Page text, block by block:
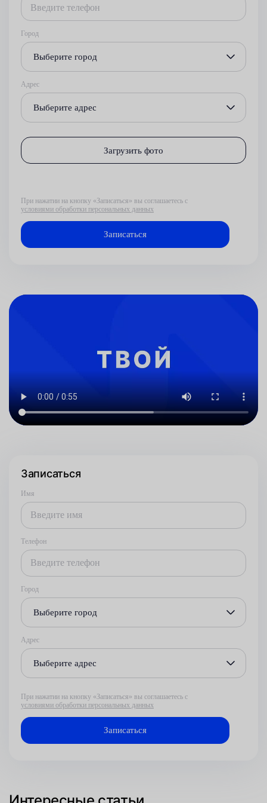
Город
Выберите город
Адрес
Выберите адрес
Загрузить фото
При нажатии на кнопку «Записаться» вы соглашаетесь с
условиями обработки персональных данных
Записаться
Имя
Телефон
Город
Выберите город
Адрес
Выберите адрес
При нажатии на кнопку «Записаться» вы соглашаетесь с
условиями обработки персональных данных